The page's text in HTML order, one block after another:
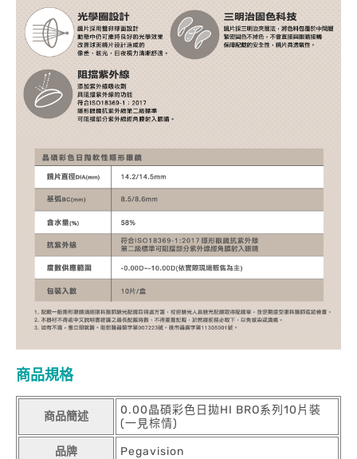
商品規格
商品簡述
0.00晶碩彩色日拋HI BRO系列10片裝
(一見棕情)
品牌 Pegavision